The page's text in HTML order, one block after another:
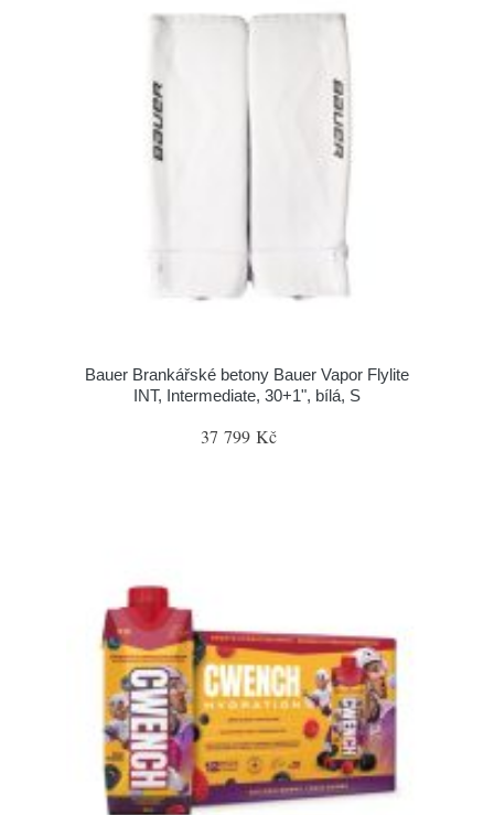
Bauer Brankářské betony Bauer Vapor Flylite
INT, Intermediate, 30+1", bílá, S
37 799 Kč